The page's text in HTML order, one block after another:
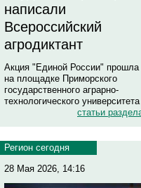
написали
Всероссийский
агродиктант
Акция "Единой России" прошла
на площадке Приморского
государственного аграрно-
технологического университета
статьи
Регион сегодня
28 Мая 2026, 14:16